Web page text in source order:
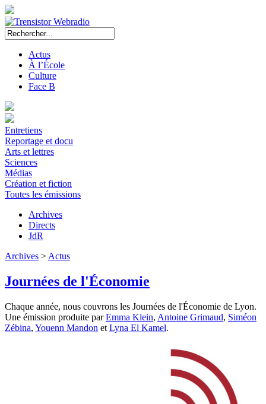
Actus
À l’École
Culture
Face B
Entretiens
Reportage et docu
Arts et lettres
Sciences
Médias
Création et fiction
Toutes les émissions
Archives
Directs
JdR
Archives > Actus
Journées de l'Économie
Chaque année, nous couvrons les Journées de l'Économie de Lyon.
Une émission produite parEmma Klein, Antoine Grimaud, Siméon
Zébina, Youenn Mandon et Lyna El Kamel.